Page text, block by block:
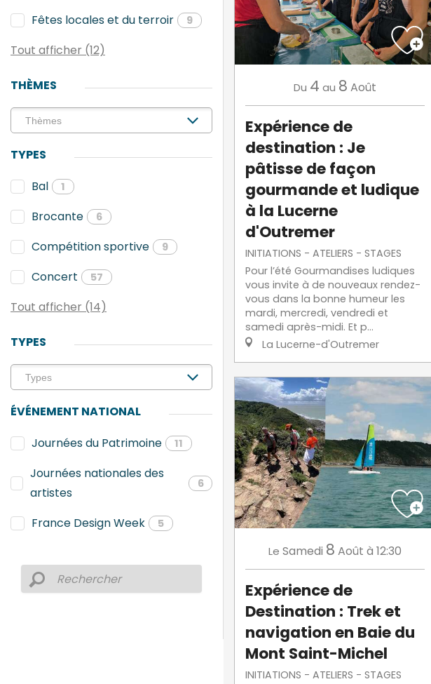
Fêtes locales et du terroir 9
Tout afficher (12)
THÈMES
TYPES
Bal
1
Brocante 6
Compétition sportive 9
Concert 57
Tout afficher (14)
TYPES
ÉVÉNEMENT NATIONAL
Journées du Patrimoine
11
Journées nationales des
artistes
6
France Design Week 5
Du 4 au 8 Août
Expérience de
destination : Je
pâtisse de façon
gourmande et ludique
à la Lucerne
d'Outremer
INITIATIONS - ATELIERS - STAGES
Pour l’été Gourmandises ludiques
vous invite à de nouveaux rendez-
vous dans la bonne humeur les
mardi, mercredi, vendredi et
samedi après-midi. Et p...
La Lucerne-d'Outremer
Le Samedi 8 Août à 12:30
Expérience de
Destination : Trek et
navigation en Baie du
Mont Saint-Michel
INITIATIONS - ATELIERS - STAGES